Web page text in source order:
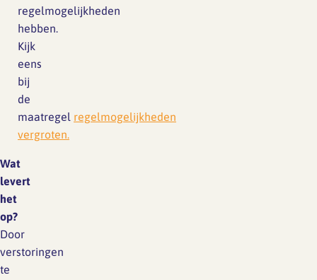
regelmogelijkheden
hebben.
Kijk
eens
bij
de
maatregel regelmogelijkheden
vergroten.
Wat
levert
het
op?
Door
verstoringen
te